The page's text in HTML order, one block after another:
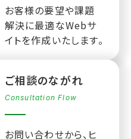
お客様の要望や課題
解決に最適なWebサ
イトを作成いたします。
ご相談のながれ
Consultation Flow
お問い合わせから、ヒ